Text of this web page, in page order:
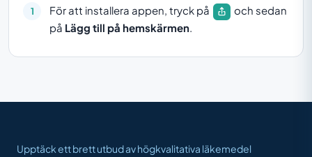
För att installera appen, tryck på
och sedan
på Lägg till på hemskärmen.
Upptäck ett brett utbud av högkvalitativa läkemedel